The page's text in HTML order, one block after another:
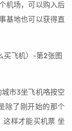
机场，可以购入后
基地也可以获得直
市3坐飞机咯按空
除了刚开始的那个
这样才能买机票 坐